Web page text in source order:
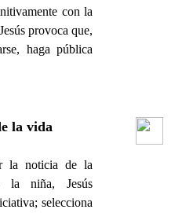
con la
provoca que,
haga pública
la vida
noticia de la
la niña, Jesús
selecciona